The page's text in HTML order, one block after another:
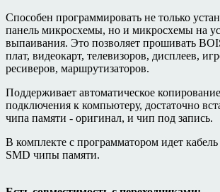
Способен программировать не только
панель микросхемы, но и микросхемы на
выпаивания. Это позволяет прошивать
плат, видеокарт, телевизоров, дисплеев,
ресиверов, маршрутизаторов.
Поддерживает автоматическое
подключения к компьютеру, достаточно
чипа памяти - оригинал, и чип под запись.
В комплекте с программатором идет
SMD чипы памяти.